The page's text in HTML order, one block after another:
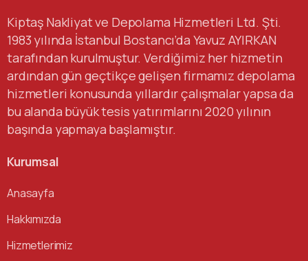
Kiptaş Nakliyat ve Depolama Hizmetleri Ltd. Şti.
1983 yılında İstanbul Bostancı’da Yavuz AYIRKAN
tarafından kurulmuştur. Verdiğimiz her hizmetin
ardından gün geçtikçe gelişen firmamız depolama
hizmetleri konusunda yıllardır çalışmalar yapsa da
bu alanda büyük tesis yatırımlarını 2020 yılının
başında yapmaya başlamıştır.
Kurumsal
Anasayfa
Hakkımızda
Hizmetlerimiz